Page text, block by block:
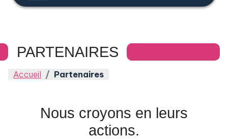
PARTENAIRES
Accueil Partenaires
Nous croyons en leurs
actions.